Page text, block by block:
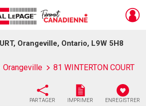
Orangeville, Ontario, L9W 5H8
Orangeville 81 WINTERTON COURT
PARTAGER IMPRIMER ENREGISTRER